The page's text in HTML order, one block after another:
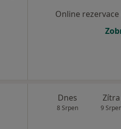
Online
Dnes
8 Srpen
Zítra
9